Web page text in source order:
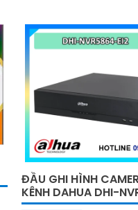
ĐẦU GHI HÌNH
KÊNH DAHUA DHI-